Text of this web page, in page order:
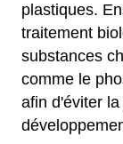
plastiques.
traitement
substances
comme le
afin d'éviter